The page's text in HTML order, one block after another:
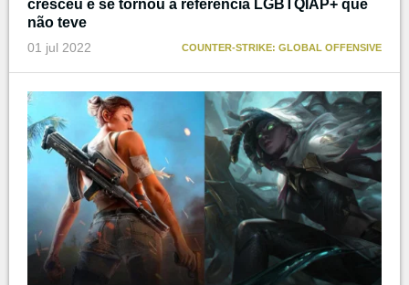
cresceu e se tornou a referência LGBTQIAP+ que
não teve
01 jul 2022 COUNTER-STRIKE: GLOBAL OFFENSIVE